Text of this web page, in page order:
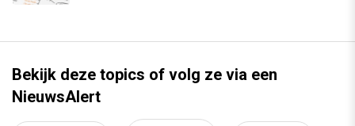
Bekijk deze topics of volg ze via een
NieuwsAlert